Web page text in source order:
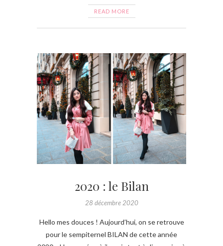
READ MORE
2020 : le Bilan
28 décembre 2020
Hello mes douces ! Aujourd’hui, on se retrouve
pour le sempiternel BILAN de cette année